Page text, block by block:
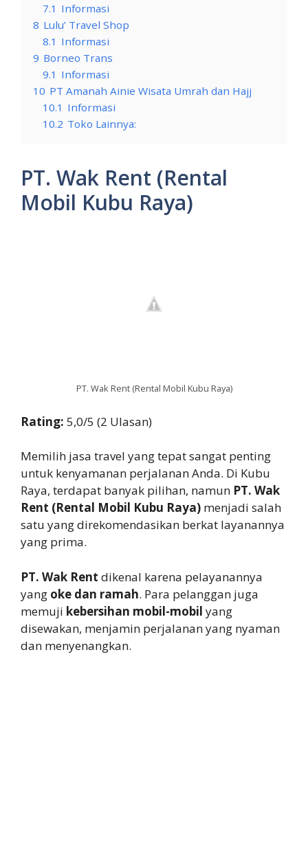
7.1 Informasi
8 Lulu’ Travel Shop
8.1 Informasi
9 Borneo Trans
9.1 Informasi
10 PT Amanah Ainie Wisata Umrah dan Hajj
10.1 Informasi
10.2 Toko Lainnya:
PT. Wak Rent (Rental
Mobil Kubu Raya)
PT. Wak Rent (Rental Mobil Kubu Raya)
Rating: 5,0/5 (2 Ulasan)
Memilih jasa travel yang tepat sangat penting
untuk kenyamanan perjalanan Anda. Di Kubu
Raya, terdapat banyak pilihan, namun PT. Wak
Rent (Rental Mobil Kubu Raya) menjadi salah
satu yang direkomendasikan berkat layanannya
yang prima.
PT. Wak Rent dikenal karena pelayanannya
yang oke dan ramah. Para pelanggan juga
memuji kebersihan mobil-mobil yang
disewakan, menjamin perjalanan yang nyaman
dan menyenangkan.